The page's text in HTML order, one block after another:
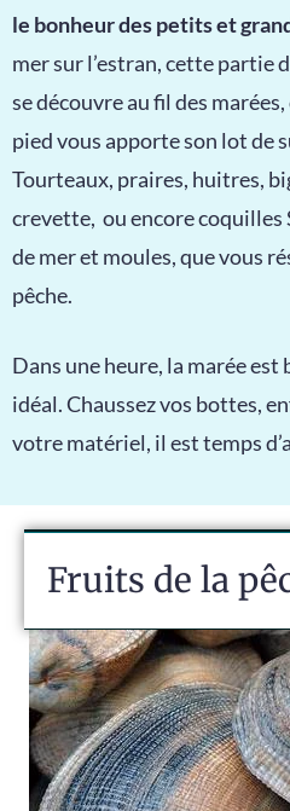
le bonheur des petits et
mer sur l’estran, cette partie
se découvre au fil des
pied vous apporte son lot de
Tourteaux, praires, huitres,
crevette, ou encore coquilles
de mer et moules, que vous
pêche.
Dans une heure, la marée est
idéal. Chaussez vos bottes,
votre matériel, il est temps
Fruits de la